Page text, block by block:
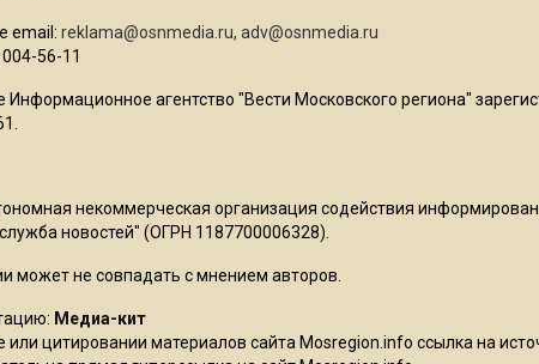
email: reklama@osnmedia.ru, adv@osnmedia.ru
56-11
Информационное агентство "Вести Московского региона"
некоммерческая организация содействия
новостей" (ОГРН 1187700006328).
может не совпадать с мнением авторов.
Медиа-кит
или цитировании материалов сайта Mosregion.info ссылка на